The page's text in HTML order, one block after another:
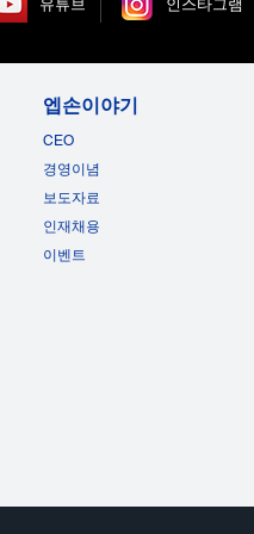
프로젝터 세부 정보:
ECO mode : 18 dB
5W x 2 + 패시브 라디에이터
유튜브 인스타그램
엡손이야기
CEO
경영이념
보도자료
인재채용
이벤트